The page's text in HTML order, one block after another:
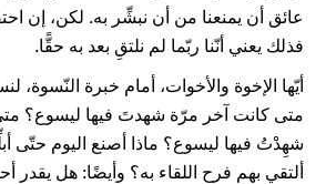
عائق أن يمنعنا من أن نبشِّر به. لكن، إن
فذلك يعني أنّنا ربّما لم نلتقِ بعد به حقًّا.
أيّها الإخوة والأخوات، أمام خبرة النّسوة،
متى كانت آخر مرّة شهدتَ فيها ليسوع؟
شهِدْتُ فيها ليسوع؟ ماذا أصنع اليوم حتّى
ألتقي بهم فرح اللقاء به؟ وأيضًا: هل يقدر